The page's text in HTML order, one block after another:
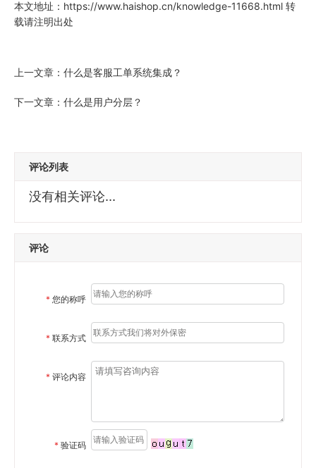
本文地址： https://www.haishop.cn/knowledge-11668.html 转
载请注明出处
上一文章： 什么是客服工单系统集成？
下一文章： 什么是用户分层？
评论列表
没有相关评论...
评论
* 您的称呼
* 联系方式
* 评论内容
* 验证码